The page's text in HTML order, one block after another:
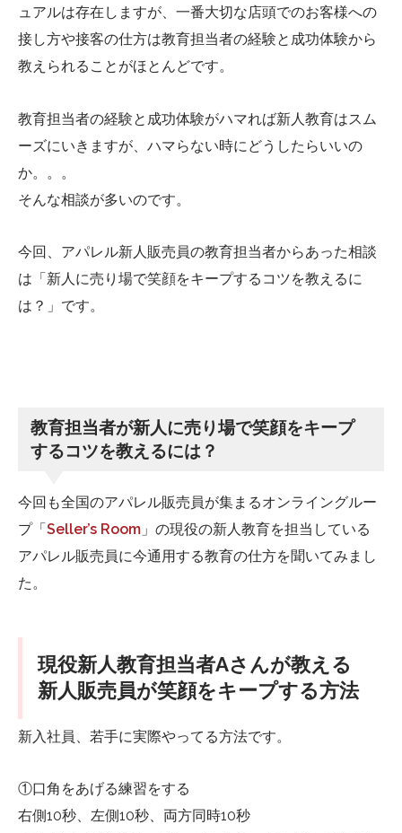
ュアルは存在しますが、一番大切な店頭でのお客様への
接し方や接客の仕方は教育担当者の経験と成功体験から
教えられることがほとんどです。
教育担当者の経験と成功体験がハマれば新人教育はスム
ーズにいきますが、ハマらない時にどうしたらいいの
か。。。
そんな相談が多いのです。
今回、アパレル新人販売員の教育担当者からあった相談
は「新人に売り場で笑顔をキープするコツを教えるに
は？」です。
教育担当者が新人に売り場で笑顔をキープ
するコツを教えるには？
今回も全国のアパレル販売員が集まるオンライングルー
プ「Seller’s Room 」の現役の新人教育を担当している
アパレル販売員に今通用する教育の仕方を聞いてみまし
た。
現役新人教育担当者Aさんが教える
新人販売員が笑顔をキープする方法
新入社員、若手に実際やってる方法です。
①口角をあげる練習をする
右側10秒、左側10秒、両方同時10秒